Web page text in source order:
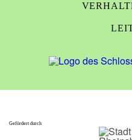
Gefördert durch